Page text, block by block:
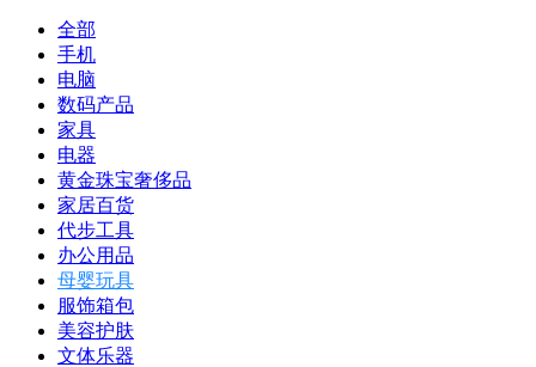
全部
手机
电脑
数码产品
家具
电器
黄金珠宝奢侈品
家居百货
代步工具
办公用品
母婴玩具
服饰箱包
美容护肤
文体乐器